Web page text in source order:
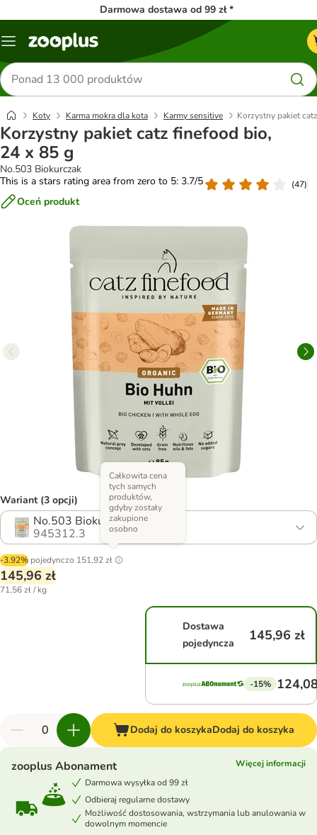
Darmowa dostawa od 99 zł *
Menu
Szukaj
produktów
Koty Karma mokra dla kota Karmy sensitive Korzystny pakiet
Korzystny pakiet catz finefood bio,
24 x 85 g
No.503 Biokurczak
This is a stars rating area from zero to 5: 3.7/5
(47)
Oceń produkt
Wariant (3 opcji)
No.503 Biokurczak
945312.3
-3.92% pojedynczo 151,92 zł
Całkowita cena
tych samych
produktów,
gdyby zostały
zakupione
osobno
145,96 zł
71,56 zł / kg
Dostawa
pojedyncza
145,96 zł
-15%
Dodaj do koszykaDodaj do koszyka
zooplus Abonament
Więcej informacji
Darmowa wysyłka od 99 zł
Odbieraj regularne dostawy
Możliwość dostosowania, wstrzymania lub anulowania w
dowolnym momencie